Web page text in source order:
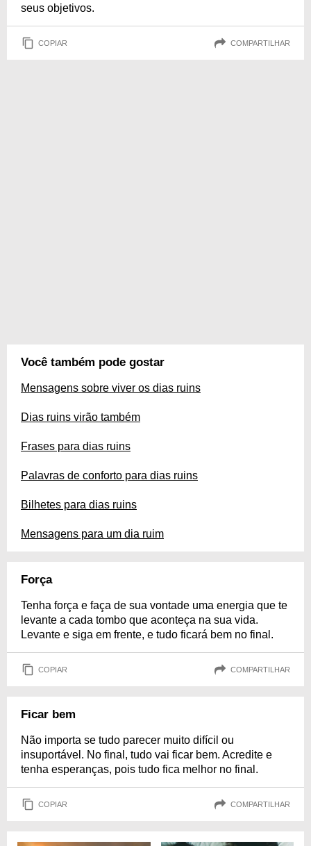
seus objetivos.
COPIAR COMPARTILHAR
Você também pode gostar
Mensagens sobre viver os dias ruins
Dias ruins virão também
Frases para dias ruins
Palavras de conforto para dias ruins
Bilhetes para dias ruins
Mensagens para um dia ruim
Força
Tenha força e faça de sua vontade uma energia que te
levante a cada tombo que aconteça na sua vida.
Levante e siga em frente, e tudo ficará bem no final.
COPIAR COMPARTILHAR
Ficar bem
Não importa se tudo parecer muito difícil ou
insuportável. No final, tudo vai ficar bem. Acredite e
tenha esperanças, pois tudo fica melhor no final.
COPIAR COMPARTILHAR